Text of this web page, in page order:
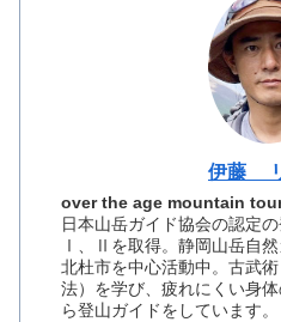
伊藤
over the age mountain
日本山岳ガイド協会の認定
Ⅰ、Ⅱを取得。静岡山岳自
北杜市を中心活動中。古武
法）を学び、疲れにくい身
ら登山ガイドをしています。